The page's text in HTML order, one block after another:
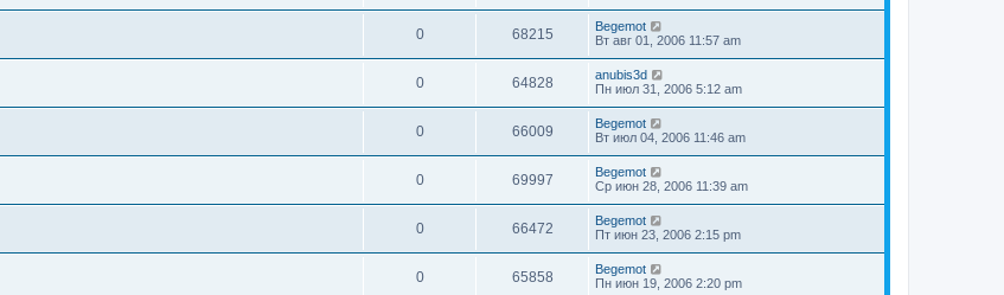
0 68215
Begemot
Вт авг 01, 2006 11:57 am
0 64828
anubis3d
Пн июл 31, 2006 5:12 am
0 66009
Begemot
Вт июл 04, 2006 11:46 am
0 69997
Begemot
Ср июн 28, 2006 11:39 am
0 66472
Begemot
Пт июн 23, 2006 2:15 pm
0 65858
Begemot
Пн июн 19, 2006 2:20 pm